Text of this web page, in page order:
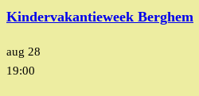
Kindervakantieweek Berghem
aug 28
19:00